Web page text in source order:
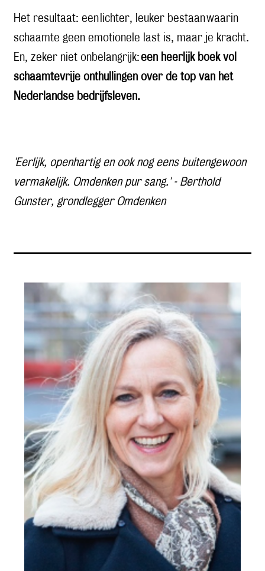
Het resultaat: een lichter, leuker bestaan waarin
schaamte geen emotionele last is, maar je kracht.
En, zeker niet onbelangrijk:een heerlijk boek vol
schaamtevrije onthullingen over de top van het
Nederlandse bedrijfsleven.
'Eerlijk, openhartig en ook nog eens buitengewoon
vermakelijk. Omdenken pur sang.' - Berthold
Gunster, grondlegger Omdenken